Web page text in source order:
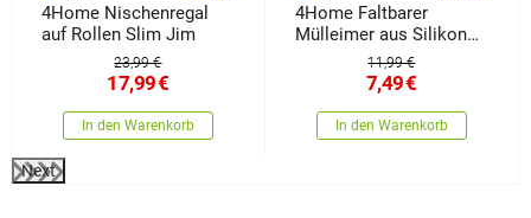
4Home Nischenregal
auf Rollen Slim Jim
23,99 €
17,99€
In den Warenkorb
4Home Faltbarer
Mülleimer aus Silikon
11,99 €
7,49€
In den Warenkorb
Next